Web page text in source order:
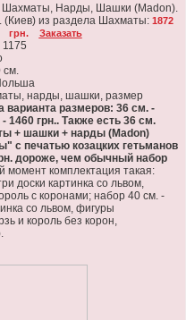
Шахматы, Нарды, Шашки (Madon).
(Киев) из раздела Шахматы: 1872
грн.
Заказать
1175
см.
нарды, шашки, размер
варианта размеров: 36 см. -
1460 грн.. Также есть 36 см.
+ шашки + нарды (Madon)
с печатью козацких гетьманов
дороже, чем обычный набор
момент комплектация такая:
доски картинка со львом,
с коронами; набор 40 см. -
со львом, фигуры
и король без корон,